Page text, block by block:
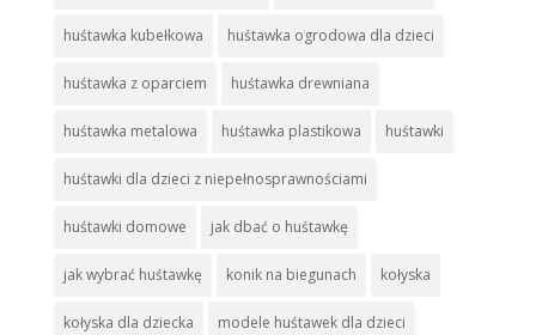
huśtawka kubełkowa huśtawka ogrodowa dla dzieci
huśtawka z oparciem huśtawka drewniana
huśtawka metalowa huśtawka plastikowa huśtawki
huśtawki dla dzieci z niepełnosprawnościami
huśtawki domowe jak dbać o huśtawkę
jak wybrać huśtawkę konik na biegunach kołyska
kołyska dla dziecka modele huśtawek dla dzieci